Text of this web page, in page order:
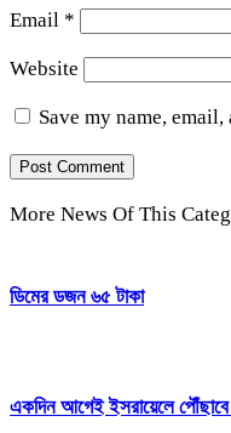
Email *
Website
Save my name,
More News Of This
ডিমের ডজন ৬৫ টাকা
একদিন আগেই ইসরায়েলে পৌঁছাবে